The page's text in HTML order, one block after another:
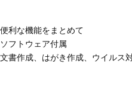
便利な機能をまとめて
ソフトウェア付属
文書作成、はがき作成、ウイルス